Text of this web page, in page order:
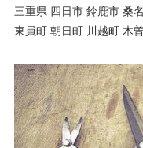
三重県 四日市 鈴鹿市 桑
東員町 朝日町 川越町 木